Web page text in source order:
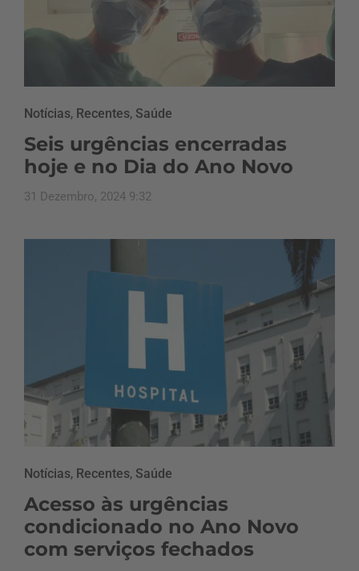
Notícias, Recentes, Saúde
Seis urgências encerradas
hoje e no Dia do Ano Novo
31 Dezembro, 2024 9:32
Notícias, Recentes, Saúde
Acesso às urgências
condicionado no Ano Novo
com serviços fechados